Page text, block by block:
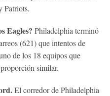
Patriots.
Eagles? Philadelphia terminó
(621) que intentos de
de los 18 equipos que
similar.
El corredor de Philadelphia